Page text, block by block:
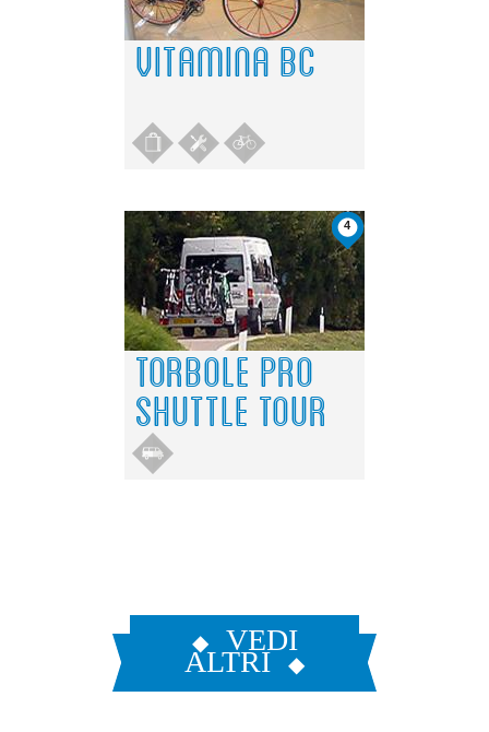
VITAMINA BC
4
TORBOLE PRO
SHUTTLE TOUR
VEDI
ALTRI